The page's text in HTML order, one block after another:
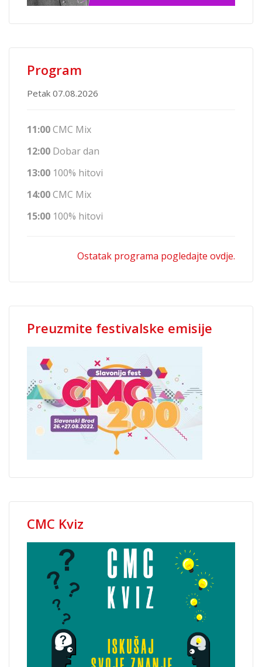
Program
Petak 07.08.2026
11:00CMC Mix
12:00 Dobar dan
13:00 100% hitovi
14:00CMC Mix
15:00 100% hitovi
Ostatak programa pogledajte ovdje.
Preuzmite festivalske emisije
CMC Kviz